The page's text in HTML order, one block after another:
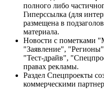
полного либо
Гиперссылка (для
размещена в
материала.
Новости с пометками
"Заявление",
"Тест-драйв",
правах рекламы.
Раздел Спецпроекты
коммерческими